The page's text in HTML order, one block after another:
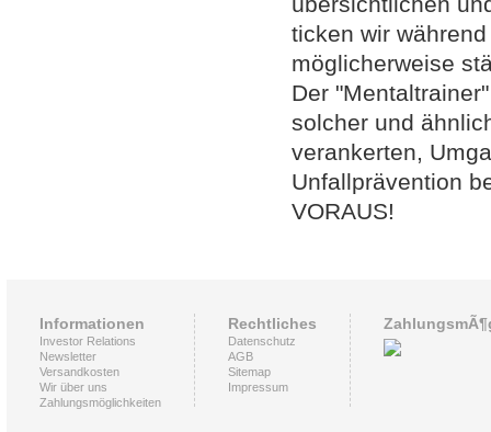
ticken wir
möglicherweise
Der
solcher und
verankerten,
Unfallprävention
VORAUS!
Informationen
Investor Relations
Newsletter
Versandkosten
Wir über uns
Zahlungsmöglichkeiten
Rechtliches
Datenschutz
AGB
Sitemap
Impressum